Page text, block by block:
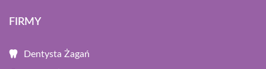
FIRMY
Dentysta Żagań